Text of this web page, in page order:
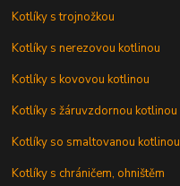
Kotlíky s trojnožkou
Kotlíky s nerezovou kotlinou
Kotlíky s kovovou kotlinou
Kotlíky s žáruvzdornou kotlinou
Kotlíky so smaltovanou kotlinou
Kotlíky s chráničem, ohništěm